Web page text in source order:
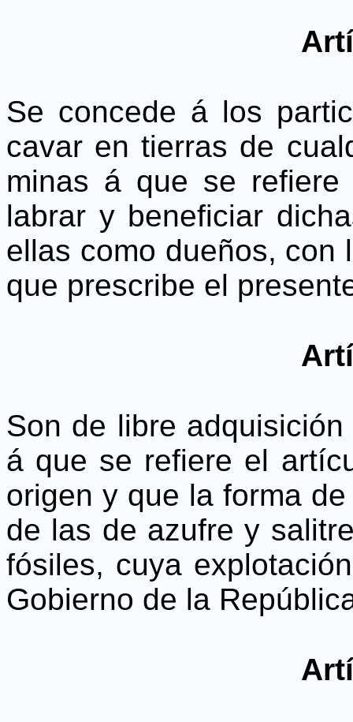
Se concede á los
cavar en tierras de
minas á que se
labrar y beneficiar
ellas como dueños, con
que prescribe el
Son de libre
á que se refiere el
origen y que la forma
de las de azufre y
fósiles, cuya
Gobierno de la